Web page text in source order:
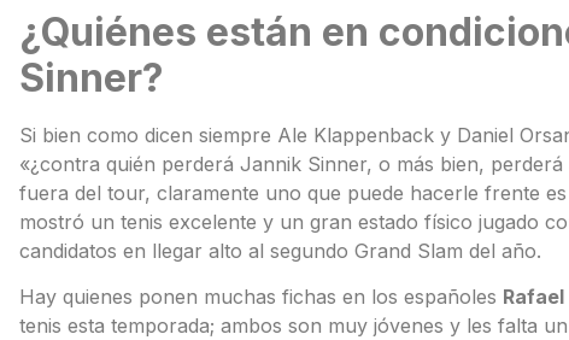
¿Quiénes están en
Sinner?
Si bien como dicen siempre Ale Klappenback y Daniel
«¿contra quién perderá Jannik Sinner, o más bien,
fuera del tour, claramente uno que puede hacerle frente es
mostró un tenis excelente y un gran estado físico jugado
candidatos en llegar alto al segundo Grand Slam del año.
Hay quienes ponen muchas fichas en los españoles
tenis esta temporada; ambos son muy jóvenes y les falta